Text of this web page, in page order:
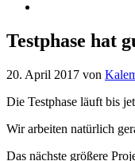
Testphase hat
20. April 2017 von
Die Testphase läuft bis
Wir arbeiten natürlich
Das nächste größere